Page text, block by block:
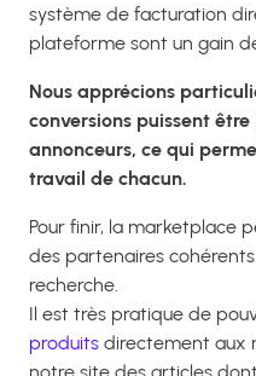
système de facturation
plateforme sont un gain
Nous apprécions
conversions puissent
annonceurs, ce qui
travail de chacun.
Pour finir, la marketplace
des partenaires
recherche.
Il est très pratique de
produits directement aux
notre site des articles